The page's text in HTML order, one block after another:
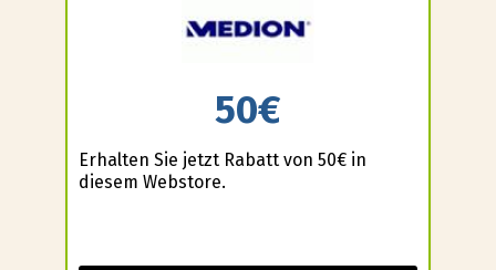
50€
Erhalten Sie jetzt Rabatt von 50€ in
diesem Webstore.